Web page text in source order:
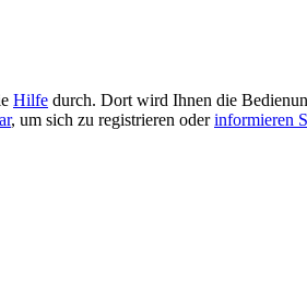
Hilfe durch. Dort wird Ihnen die
, um sich zu registrieren oderinformieren